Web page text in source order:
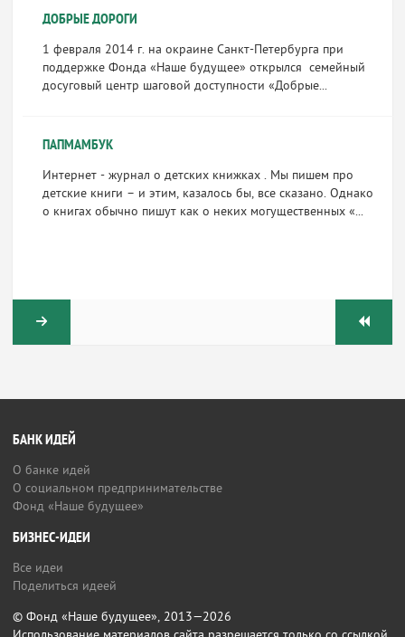
ДОБРЫЕ ДОРОГИ
1 февраля 2014 г. на окраине Санкт-Петербурга при
поддержке Фонда «Наше будущее» открылся семейный
досуговый центр шаговой доступности «Добрые...
ПАПМАМБУК
Интернет - журнал о детских книжках . Мы пишем про
детские книги – и этим, казалось бы, все сказано. Однако
о книгах обычно пишут как о неких могущественных «...
БАНК ИДЕЙ
О банке идей
О социальном предпринимательстве
Фонд «Наше будущее»
БИЗНЕС-ИДЕИ
Все идеи
Поделиться идеей
© Фонд «Наше будущее», 2013—2026